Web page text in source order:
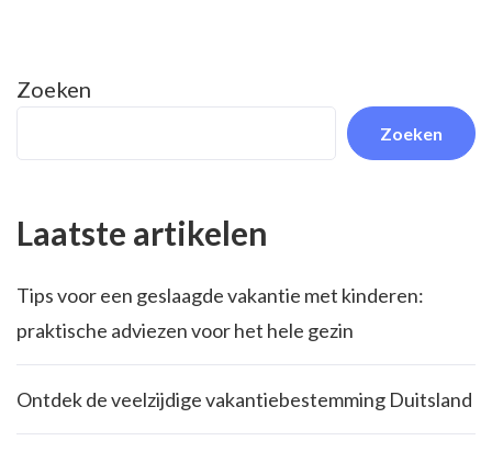
Zoeken
Zoeken
Laatste artikelen
Tips voor een geslaagde vakantie met kinderen:
praktische adviezen voor het hele gezin
Ontdek de veelzijdige vakantiebestemming Duitsland